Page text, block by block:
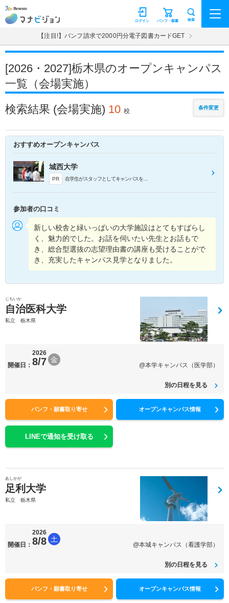
マナビジョン パンフ・願書
ログイン 検索
【注目!】パンフ請求で2000円分電子図書カードGET
[2026・2027]栃木県のオープンキャンパス
一覧（会場実施）
検索結果 (会場実施) 10 校 条件変更
おすすめオープンキャンパス
城西大学
PR 在学生がスタッフとしてキャンパスをご案内！授業や学生生活など、在学生のリアルな話を聞いてみてください。
参加者の口コミ
新しい校舎と緑いっぱいの大学施設はとてもすばらし
く、魅力的でした。お話を伺いたい先生とお話もで
き、総合型選抜の志望理由書の講座も受けることがで
き、充実したキャンパス見学となりました。
じちいか
自治医科大学
私立 栃木県
開催日：
2026
8/7 金
@本学キャンパス（医学部）
別の日程を見る
パンフ・願書取り寄せ オープンキャンパス情報
LINEで通知を受け取る
あしかが
足利大学
私立 栃木県
開催日：
2026
8/8 土
@本城キャンパス（看護学部）
別の日程を見る
パンフ・願書取り寄せ オープンキャンパス情報